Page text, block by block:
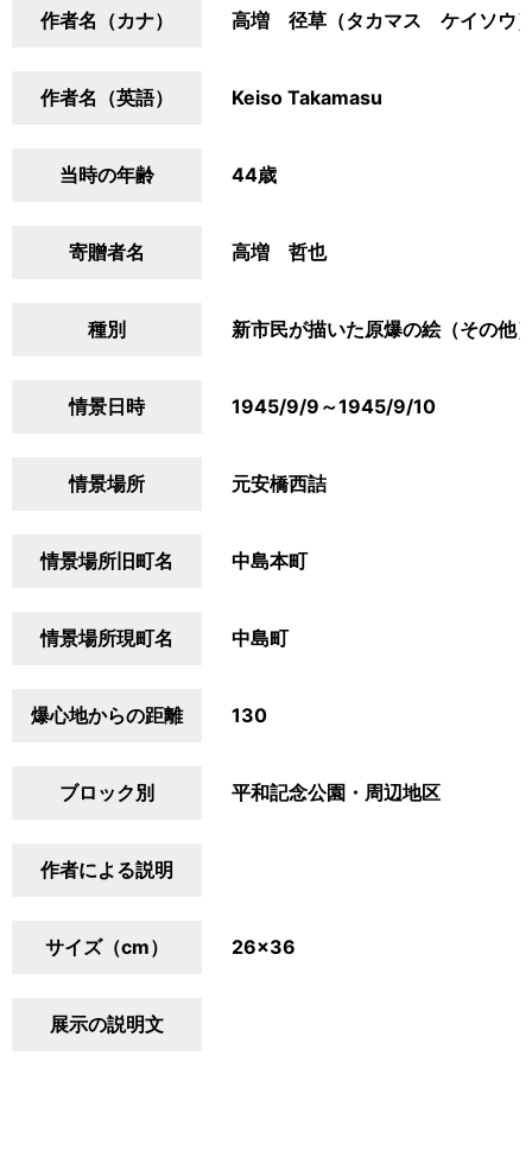
作者名（カナ） 高増 径草（タカマス ケイソウ
作者名（英語） Keiso Takamasu
当時の年齢 44歳
寄贈者名 高増 哲也
種別 新市民が描いた原爆の絵（その他
情景日時 1945/9/9～1945/9/10
情景場所 元安橋西詰
情景場所旧町名 中島本町
情景場所現町名 中島町
爆心地からの距離 130
ブロック別 平和記念公園・周辺地区
作者による説明
サイズ（cm） 26×36
展示の説明文